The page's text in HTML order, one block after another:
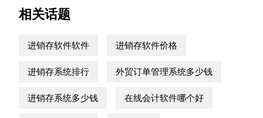
相关话题
进销存软件软件 进销存软件价格
进销存系统排行 外贸订单管理系统多少钱
进销存系统多少钱 在线会计软件哪个好